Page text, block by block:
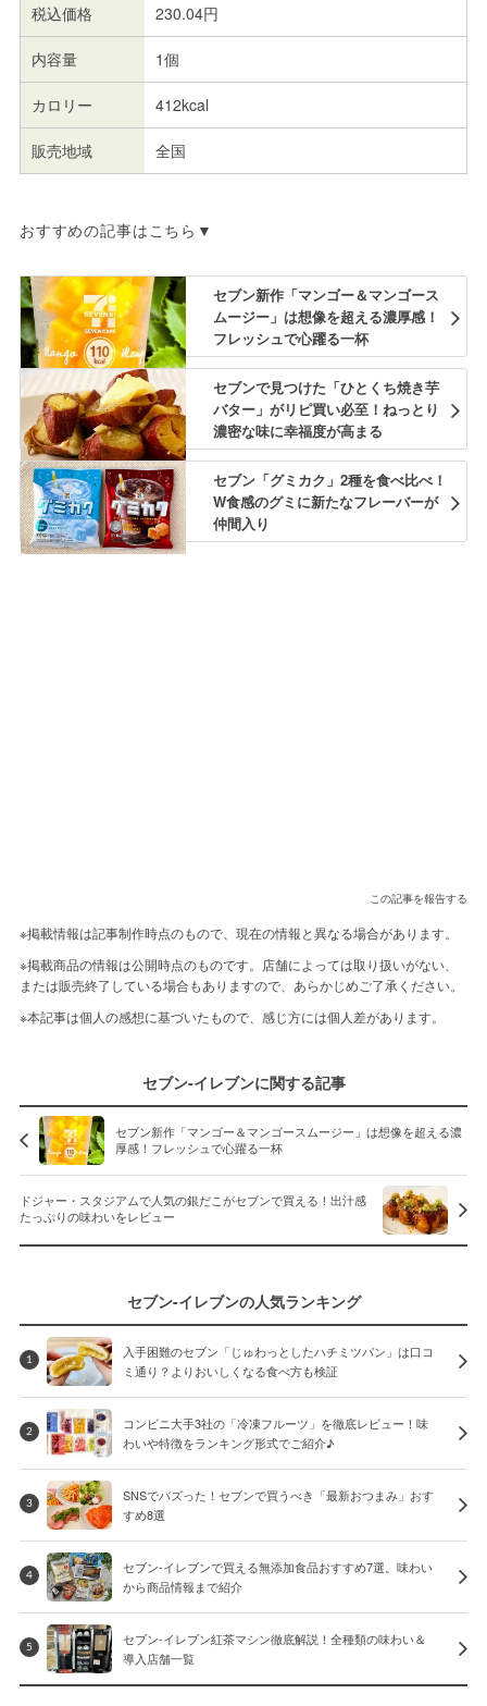
税込価格 230.04円
内容量 1個
カロリー 412kcal
販売地域 全国
おすすめの記事はこちら▼
セブン新作「マンゴー＆マンゴース
ムージー」は想像を超える濃厚感！
フレッシュで心躍る一杯
セブンで見つけた「ひとくち焼き芋
バター」がリピ買い必至！ねっとり
濃密な味に幸福度が高まる
セブン「グミカク」2種を食べ比べ！
W食感のグミに新たなフレーバーが
仲間入り
この記事を報告する
※掲載情報は記事制作時点のもので、現在の情報と異なる場合があります。
※掲載商品の情報は公開時点のものです。店舗によっては取り扱いがない、
または販売終了している場合もありますので、あらかじめご了承ください。
※本記事は個人の感想に基づいたもので、感じ方には個人差があります。
セブン-イレブンに関する記事
セブン新作「マンゴー＆マンゴースムージー」は想像を超える濃
厚感！フレッシュで心躍る一杯
ドジャー・スタジアムで人気の銀だこがセブンで買える！出汁感
たっぷりの味わいをレビュー
セブン-イレブンの人気ランキング
1
入手困難のセブン「じゅわっとしたハチミツパン」は口コ
ミ通り？よりおいしくなる食べ方も検証
2
コンビニ大手3社の「冷凍フルーツ」を徹底レビュー！味
わいや特徴をランキング形式でご紹介♪
3
SNSでバズった！セブンで買うべき「最新おつまみ」おす
すめ8選
4
セブン-イレブンで買える無添加食品おすすめ7選。味わい
から商品情報まで紹介
5
セブン-イレブン紅茶マシン徹底解説！全種類の味わい＆
導入店舗一覧